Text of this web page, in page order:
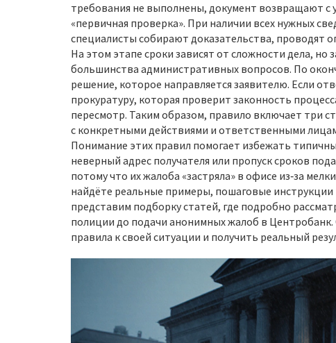
требования не выполнены, документ возвращают с
«первичная проверка». При наличии всех нужных
специалисты собирают доказательства, проводят
На этом этапе сроки зависят от сложности дела, но
большинства административных вопросов. По
решение, которое направляется заявителю. Если
прокуратуру, которая проверит законность
пересмотр. Таким образом, правило включает три
с конкретными действиями и ответственными
Понимание этих правил помогает избежать
неверный адрес получателя или пропуск сроков
потому что их жалоба «застряла» в офисе из‑за
найдёте реальные примеры, пошаговые
представим подборку статей, где подробно
полиции до подачи анонимных жалоб в
правила к своей ситуации и получить реальный